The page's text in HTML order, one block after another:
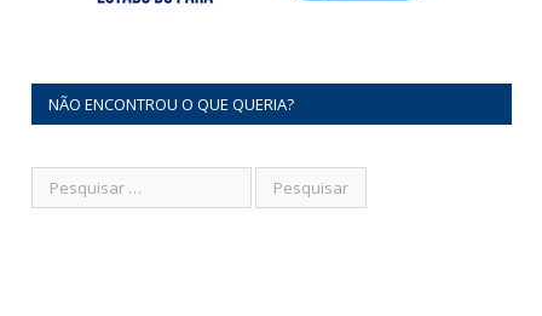
NÃO ENCONTROU O QUE QUERIA?